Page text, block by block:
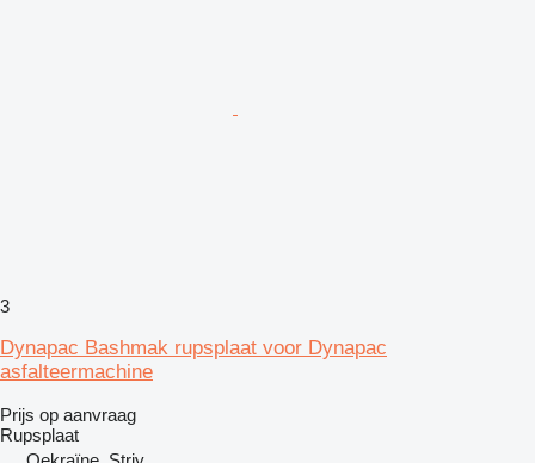
3
Dynapac Bashmak rupsplaat voor Dynapac
asfalteermachine
Prijs op aanvraag
Rupsplaat